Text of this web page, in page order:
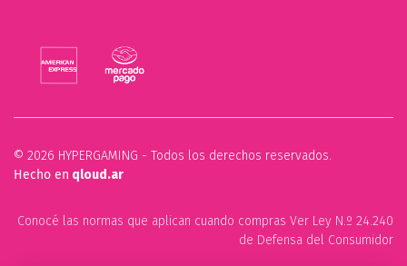
© 2026 HYPERGAMING - Todos los derechos reservados.
Hecho en qloud.ar
Conocé las normas que aplican cuando compras Ver Ley N.º 24.240
de Defensa del Consumidor